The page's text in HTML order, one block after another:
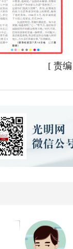
[ 责